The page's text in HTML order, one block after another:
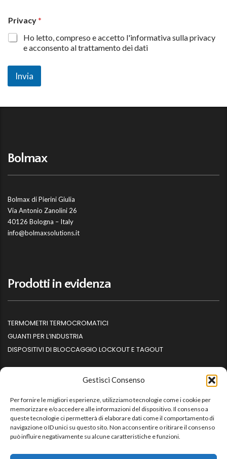
Gestisci Consenso
Per fornire le migliori esperienze, utilizziamo tecnologie come i cookie per
memorizzare e/o accedere alle informazioni del dispositivo. Il consenso a
queste tecnologie ci permetterà di elaborare dati come il comportamento di
navigazione o ID unici su questo sito. Non acconsentire o ritirare il consenso
può influire negativamente su alcune caratteristiche e funzioni.
o
m
e
*
Privacy*
Ho letto, compreso e accetto l'informativa sulla privacy
e acconsento al trattamento dei dati
Invia
Bolmax
Bolmax di Pierini Giulia
Via Antonio Zanolini 26
40126 Bologna – Italy
info@bolmaxsolutions.it
Prodotti in evidenza
TERMOMETRI TERMOCROMATICI
GUANTI PER L’INDUSTRIA
DISPOSITIVI DI BLOCCAGGIO LOCKOUT E TAGOUT
Informazioni
CONTATTI